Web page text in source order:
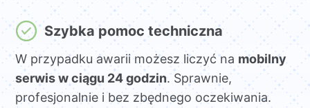
Szybka pomoc techniczna
W przypadku awarii możesz liczyć na mobilny
serwis w ciągu 24 godzin. Sprawnie,
profesjonalnie i bez zbędnego oczekiwania.